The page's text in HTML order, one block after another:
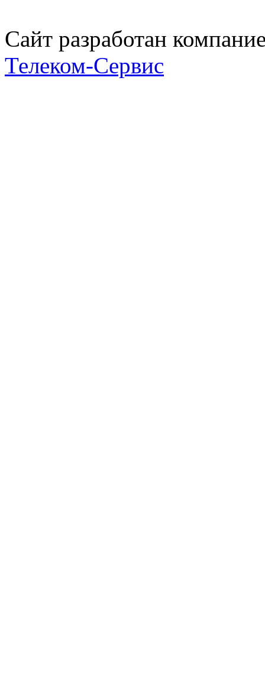
Сайт разработан
Телеком-Сервис